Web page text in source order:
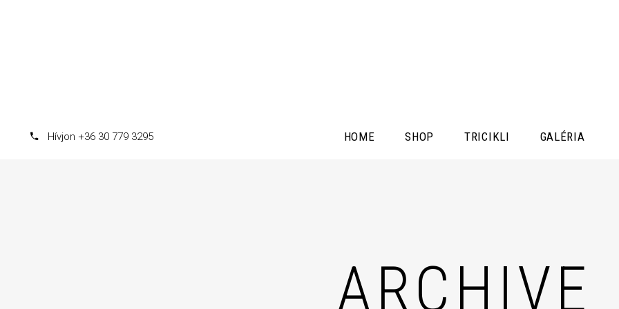
Hívjon +36 30 779 3295 HOME SHOP TRICIKLI GALÉRIA
ARCHIVE